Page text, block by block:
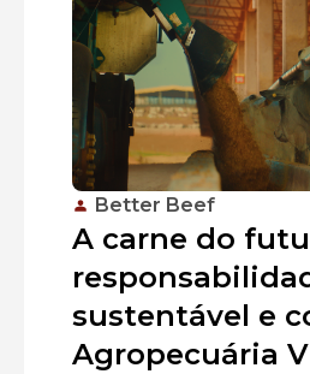
Better Beef
A carne do
sustentável e
Agropecuária